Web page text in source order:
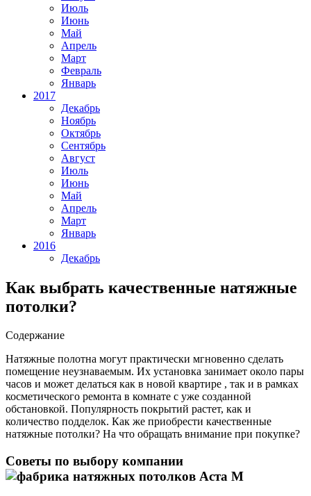
Июль
Июнь
Май
Апрель
Март
Февраль
Январь
2017
Декабрь
Ноябрь
Октябрь
Сентябрь
Август
Июль
Июнь
Май
Апрель
Март
Январь
2016
Декабрь
Как выбрать качественные натяжные
потолки?
Содержание
Натяжные полотна могут практически мгновенно сделать
помещение неузнаваемым. Их установка занимает около пары
часов и может делаться как в новой квартире , так и в рамках
косметического ремонта в комнате с уже созданной
обстановкой. Популярность покрытий растет, как и
количество подделок. Как же приобрести качественные
натяжные потолки? На что обращать внимание при покупке?
Советы по выбору компании